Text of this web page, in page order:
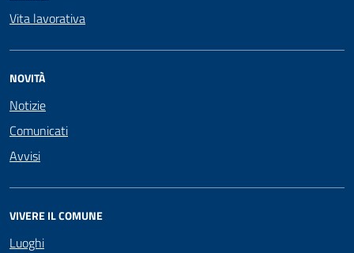
Vita lavorativa
NOVITÀ
Notizie
Comunicati
Avvisi
VIVERE IL COMUNE
Luoghi